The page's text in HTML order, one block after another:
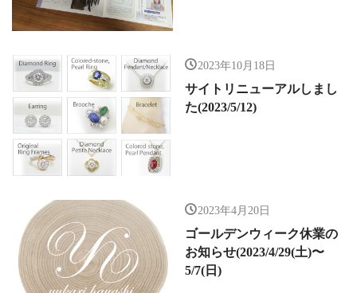
2023年10月18日
サイトリニューアルしまし
た(2023/5/12)
2023年4月20日
ゴールデンウィーク休業の
お知らせ(2023/4/29(土)〜
5/7(日)